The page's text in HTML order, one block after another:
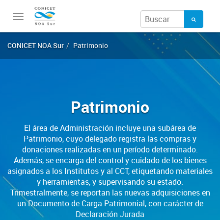
Toggle
navigation
CONICET NOA Sur Patrimonio
Patrimonio
El área de Administración incluye una subárea de
Patrimonio, cuyo delegado registra las compras y
donaciones realizadas en un período determinado.
Además, se encarga del control y cuidado de los bienes
asignados a los Institutos y al CCT, etiquetando materiales
y herramientas, y supervisando su estado.
Trimestralmente, se reportan las nuevas adquisiciones en
un Documento de Carga Patrimonial, con carácter de
Declaración Jurada